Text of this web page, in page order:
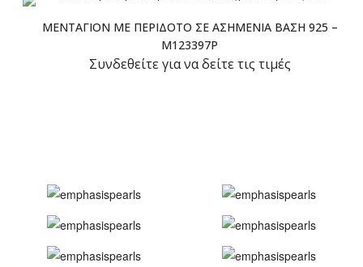
ΜΕΝΤΑΓΙΌΝ ΜΕ ΠΕΡΊΔΟΤΟ ΣΕ ΑΣΗΜΈΝΙΑ ΒΆΣΗ 925 –
M123397P
Συνδεθείτε για να δείτε τις τιμές